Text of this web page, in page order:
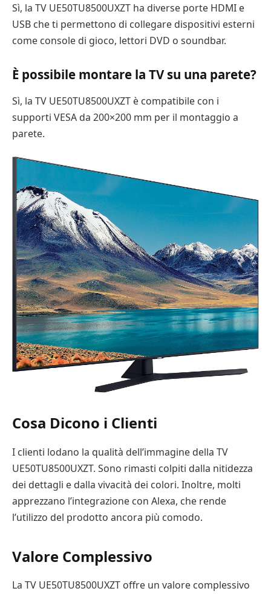
Sì, la TV UE50TU8500UXZT ha diverse porte HDMI e
USB che ti permettono di collegare dispositivi esterni
come console di gioco, lettori DVD o soundbar.
È possibile montare la TV su una parete?
Sì, la TV UE50TU8500UXZT è compatibile con i
supporti VESA da 200×200 mm per il montaggio a
parete.
Cosa Dicono i Clienti
I clienti lodano la qualità dell’immagine della TV
UE50TU8500UXZT. Sono rimasti colpiti dalla nitidezza
dei dettagli e dalla vivacità dei colori. Inoltre, molti
apprezzano l’integrazione con Alexa, che rende
l’utilizzo del prodotto ancora più comodo.
Valore Complessivo
La TV UE50TU8500UXZT offre un valore complessivo